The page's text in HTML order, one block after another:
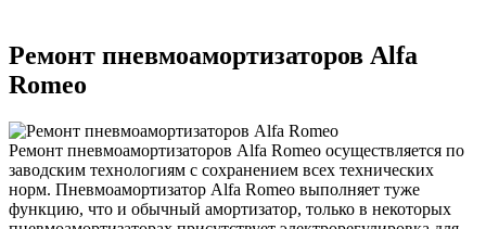
Ремонт пневмоамортизаторов Alfa
Romeo
Ремонт пневмоамортизаторов Alfa Romeo осуществляется по
заводским технологиям с сохранением всех технических
норм. Пневмоамортизатор Alfa Romeo выполняет туже
функцию, что и обычный амортизатор, только в некоторых